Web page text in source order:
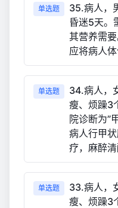
单选题
35.病人，
昏迷5天。
其营养需要
应将病人
单选题
34.病人，
瘦、烦躁3
院诊断为”
病人行甲
疗，麻醉
单选题
33.病人，
瘦、烦躁3